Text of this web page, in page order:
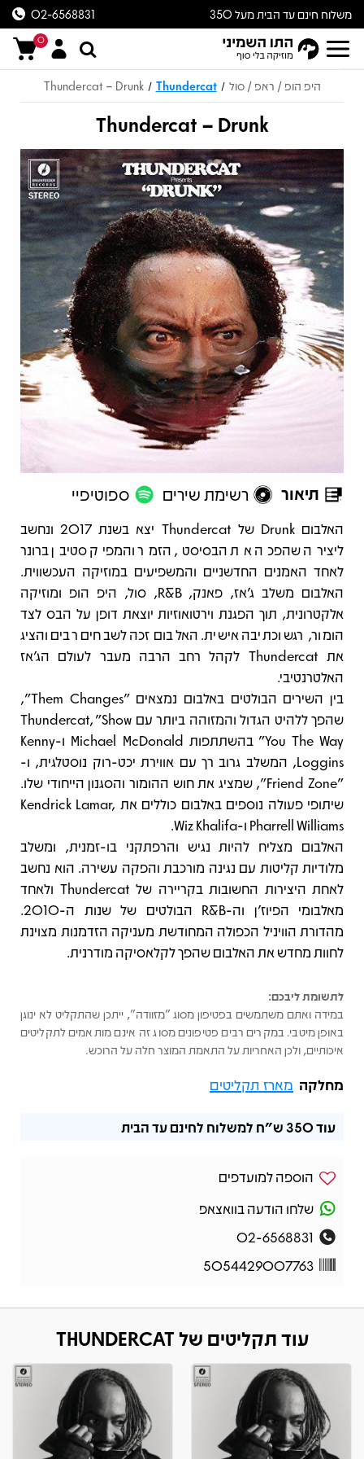
משלוח חינם עד הבית מעל 350
ש״ח
02-6568831
0
היפ הופ / ראפ / סול /
Thundercat
/
Thundercat – Drunk
Thundercat – Drunk
תיאור רשימת שירים ספוטיפיי
תיאור
האלבום Drunk של Thundercat יצא בשנת 2017 ונחשב
ליצירה שהפכה את הבסיסט, הזמר והמפיק סטיבן ברונר
לאחד האמנים החדשניים והמשפיעים במוזיקה העכשווית.
האלבום משלב ג'אז, פאנק, R&B, סול, היפ הופ ומוזיקה
אלקטרונית, תוך הפגנת וירטואוזיות יוצאת דופן על הבס לצד
הומור, רגש וכתיבה אישית. האלבום זכה לשבחים רבים והציג
את Thundercat לקהל רחב הרבה מעבר לעולם הג'אז
האלטרנטיבי.
בין השירים הבולטים באלבום נמצאים "Them Changes",
שהפך ללהיט הגדול והמזוהה ביותר עם Thundercat, "Show
You The Way" בהשתתפות Michael McDonald ו-Kenny
Loggins, המשלב גרוב רך עם אווירת יכט-רוק נוסטלגית, ו-
"Friend Zone", שמציג את חוש ההומור והסגנון הייחודי שלו.
שיתופי פעולה נוספים באלבום כוללים את Kendrick Lamar,
Pharrell Williams ו-Wiz Khalifa.
האלבום מצליח להיות נגיש והרפתקני בו-זמנית, ומשלב
מלודיות קליטות עם נגינה מורכבת והפקה עשירה. הוא נחשב
לאחת היצירות החשובות בקריירה של Thundercat ולאחד
מאלבומי הפיוז'ן וה-R&B הבולטים של שנות ה-2010.
מהדורת הוויניל הכפולה המחודשת מעניקה הזדמנות מצוינת
לחוות מחדש את האלבום שהפך לקלאסיקה מודרנית.
לתשומת ליבכם:
במידה ואתם משתמשים בפטיפון מסוג "מזוודה", ייתכן שהתקליט לא ינוגן
באופן מיטבי. במקרים רבים פטיפונים מסוג זה אינם מותאמים לתקליטים
איכותיים, ולכן האחריות על התאמת המוצר חלה על הרוכש.
מחלקה מארז תקליטים
עוד350 ש"ח למשלוח לחינם עד הבית
הוספה למועדפים
שלחו הודעה בוואצאפ
02-6568831
5054429007763
עוד תקליטים של THUNDERCAT